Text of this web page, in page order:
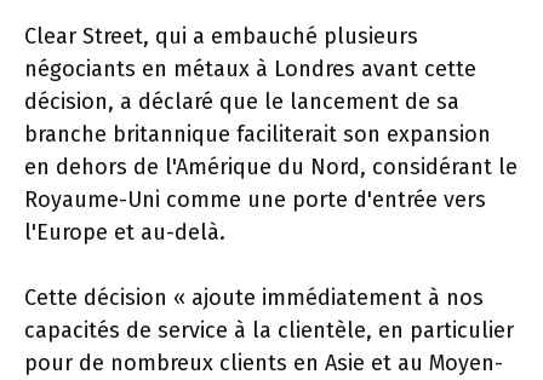
Clear Street, qui a embauché plusieurs
négociants en métaux à Londres avant cette
décision, a déclaré que le lancement de sa
branche britannique faciliterait son expansion
en dehors de l'Amérique du Nord, considérant le
Royaume-Uni comme une porte d'entrée vers
l'Europe et au-delà.
Cette décision « ajoute immédiatement à nos
capacités de service à la clientèle, en particulier
pour de nombreux clients en Asie et au Moyen-